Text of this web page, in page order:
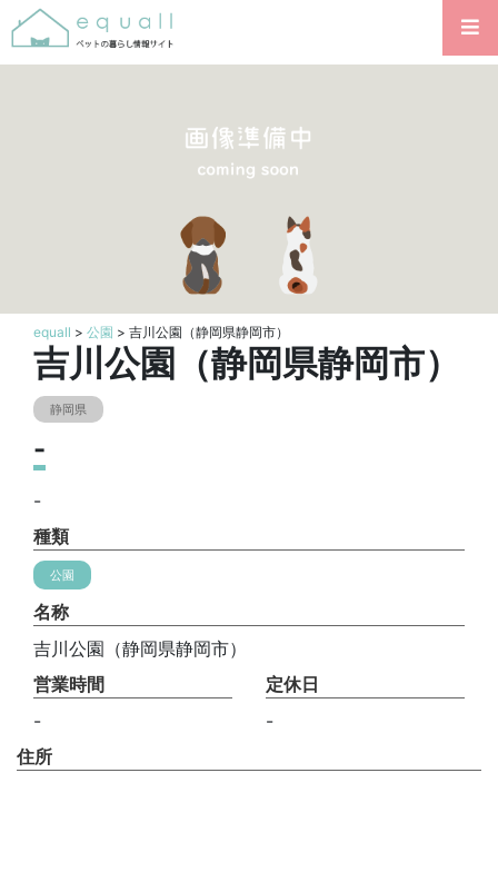
equall > 公園 > 吉川公園（静岡県静岡市）
吉川公園（静岡県静岡市）
静岡県
-
-
種類
公園
名称
吉川公園（静岡県静岡市）
営業時間
-
定休日
-
住所